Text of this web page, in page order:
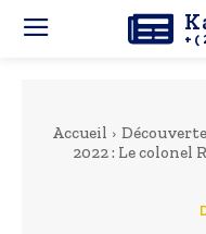
Accueil Découverte
2022 : Le colonel